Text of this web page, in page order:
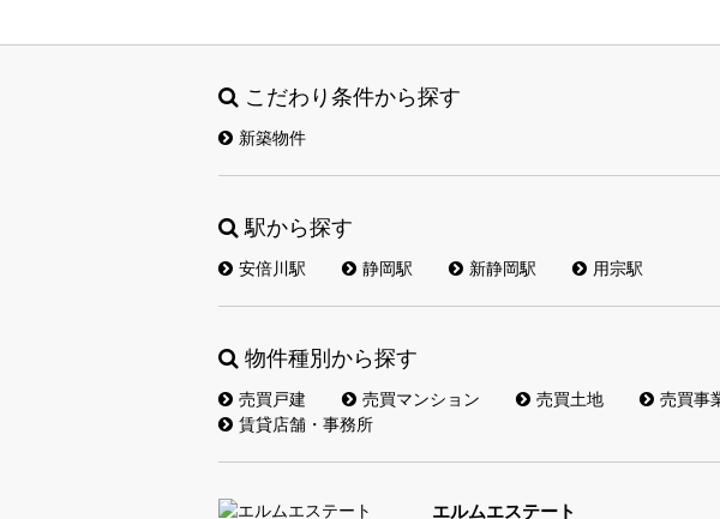
こだわり条件から探す
新築物件
駅から探す
安倍川駅 静岡駅 新静岡駅 用宗駅
物件種別から探す
売買戸建 売買マンション 売買土地 売買事
賃貸店舗・事務所
エルムエステート